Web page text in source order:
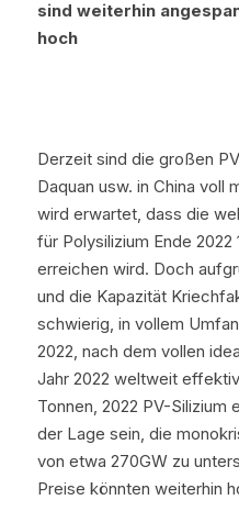
sind weiterhin
hoch
Derzeit sind die großen
Daquan usw. in China voll
wird erwartet, dass die
für Polysilizium Ende 2022
erreichen wird. Doch
und die Kapazität
schwierig, in vollem
2022, nach dem vollen
Jahr 2022 weltweit
Tonnen, 2022 PV-
der Lage sein, die
von etwa 270GW zu
Preise könnten weiterhin